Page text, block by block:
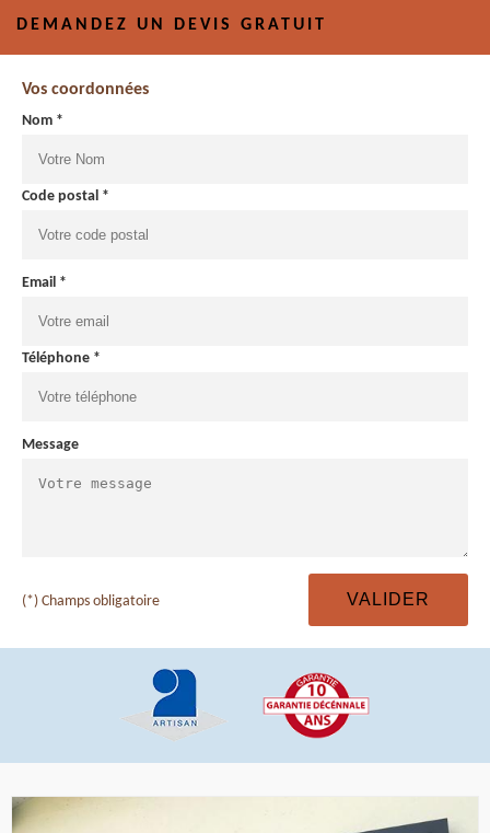
DEMANDEZ UN DEVIS GRATUIT
Vos coordonnées
Nom *
Code postal *
Email *
Téléphone *
Message
(*) Champs obligatoire